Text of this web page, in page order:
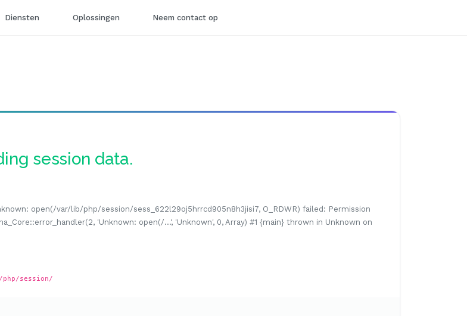
Diensten Oplossingen Neem contact op
session data.
open(/var/lib/php/session/sess_622l29oj5hrrcd905n8h3jisi7, O_RDWR) failed: Permission
'Unknown: open(/...', 'Unknown', 0, Array) #1 {main} thrown in Unknown on
session/